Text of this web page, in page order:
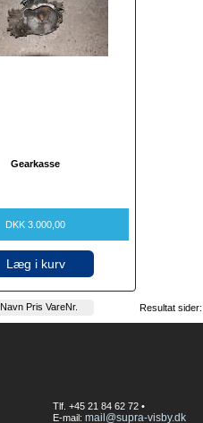
Gearkasse
DKK 3.000,00
Læg i kurv
Navn Pris VareNr. Resultat sider:
Tlf. +45 21 84 62 72 •
E-mail: mail@supra-visby.dk